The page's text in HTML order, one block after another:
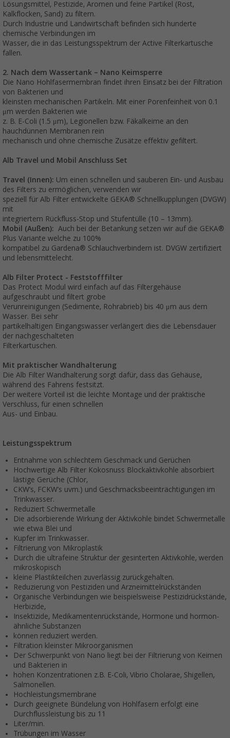
Lösungsmittel, Pestizide, Aromen und feine Partikel (Rost,
Kalkflocken, Sand) zu filtern.
Durch Industrie und Landwirtschaft befinden sich hunderte
chemische Verbindungen im
Wasser, die in das Leistungsspektrum der Active Filterkartusche
fallen.
2. Nach dem Wassertank – Nano Keimsperre
Die Nano Hohlfasermembran findet ihren Einsatz bei der Filtration
von Bakterien und
kleinsten mechanischen Partikeln. Mit einer Porenfeinheit von 0.1
μm werden Bakterien wie
z. B. E-Coli (1.5 μm), Legionellen bzw. Fäkalkeime an den
hauchdünnen Membranen rein
mechanisch und ohne chemische Zusätze effektiv gefiltert.
Alb Travel und Mobil Anschluss Set
Travel (Innen): Um einen schnellen und sauberen Ein- und Ausbau
des Filters zu ermöglichen, verwenden wir
speziell für Alb Filter entwickelte GEKA® Schnellkupplungen (DVGW)
mit
integriertem Rückfluss-Stop und Stufentülle (10 – 13mm).
Mobil (Außen): Auch bei der Betankung setzen wir auf die GEKA®
Plus Variante welche zu 100%
kompatibel zu Gardena® Schlauchverbindern ist. DVGW zertifiziert
und lebensmittelecht.
Alb Filter Protect - Feststofffilter
Das Protect Modul wird einfach auf das Filtergehäuse
aufgeschraubt und filtert grobe
Verunreinigungen (Sedimente, Rohrabrieb) bis 40 μm aus dem
Wasser. Bei sehr
partikelhaltigen Eingangswasser verlängert dies die Lebensdauer
der nachgeschalteten
Filterkartuschen.
Mit praktischer Wandhalterung
Die Alb Filter Wandhalterung sorgt dafür, dass das Gehäuse,
während des Fahrens festsitzt.
Der weitere Vorteil ist die leichte Montage und der praktische
Verschluss, für einen schnellen
Aus- und Einbau.
Leistungsspektrum
Entnahme von schlechtem Geschmack und Gerüchen
Hochwertige Alb Filter Kokosnuss Blockaktivkohle absorbiert
lästige Gerüche (Chlor,
CKW’s, FCKW’s uvm.) und Geschmacksbeeinträchtigungen im
Trinkwasser.
Reduziert Schwermetalle
Die adsorbierende Wirkung der Aktivkohle bindet Schwermetalle
wie etwa Blei und
Kupfer im Trinkwasser.
Filtrierung von Mikroplastik
Durch die ultrafeine Struktur der gesinterten Aktivkohle, werden
mikroskopisch
kleine Plastikteilchen zuverlässig zurückgehalten.
Reduzierung von Pestiziden und Arzneimittelrückständen
Organische Verbindungen wie beispielsweise Pestizidrückstände,
Herbizide,
Insektizide, Medikamentenrückstände, Hormone und hormon-
ähnliche Substanzen
können reduziert werden.
Filtration kleinster Mikroorganismen
Der Schwerpunkt von Nano liegt bei der Filtrierung von Keimen
und Bakterien in
hohen Konzentrationen z.B. E-Coli, Vibrio Cholarae, Shigellen,
Salmonellen.
Hochleistungsmembrane
Durch geeignete Bündelung von Hohlfasern erfolgt eine
Durchflussleistung bis zu 11
Liter/min.
Trübungen im Wasser